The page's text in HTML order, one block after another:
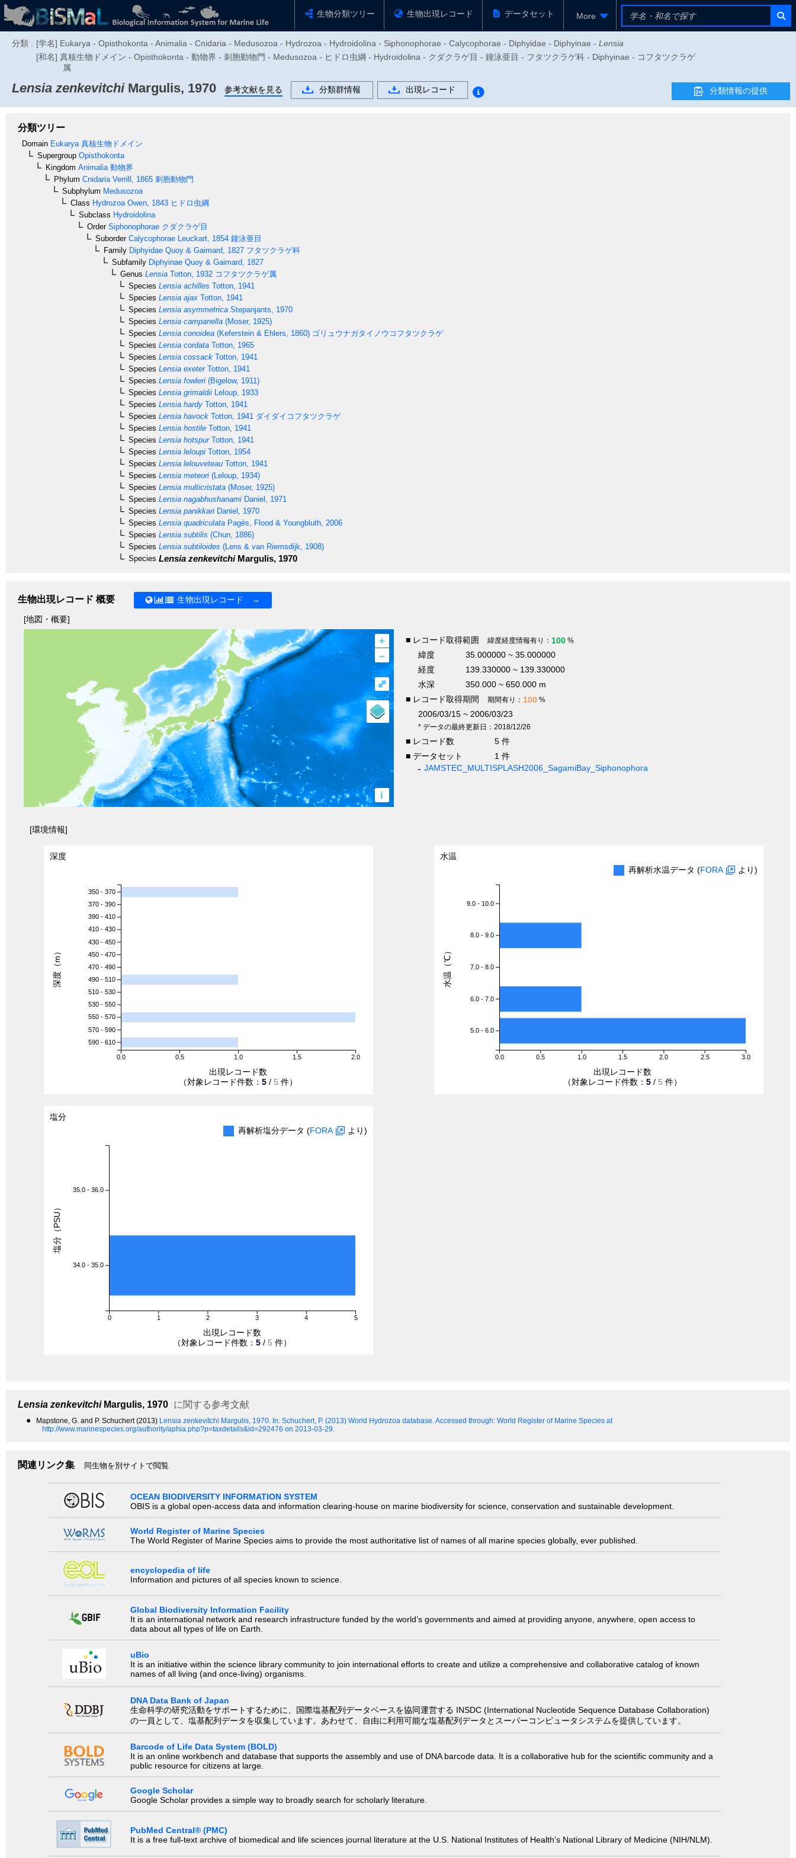
生物分類ツリー 生物出現レコード データセット More
分類 : [学名] Eukarya - Opisthokonta - Animalia - Cnidaria - Medusozoa - Hydrozoa - Hydroidolina - Siphonophorae - Calycophorae - Diphyidae - Diphyinae - Lensia
[和名] 真核生物ドメイン - Opisthokonta - 動物界 - 刺胞動物門 - Medusozoa - ヒドロ虫綱 - Hydroidolina - クダクラゲ目 - 鐘泳亜目 - フタツクラゲ科 - Diphyinae - コフタツクラゲ
属
Lensia zenkevitchiMargulis, 1970 参考文献を見る 分類群情報 出現レコード 分類情報の提供
分類ツリー
Domain Eukarya 真核生物ドメイン
Supergroup Opisthokonta
Kingdom Animalia 動物界
Phylum Cnidaria Verrill, 1865 刺胞動物門
Subphylum Medusozoa
Class Hydrozoa Owen, 1843 ヒドロ虫綱
Subclass Hydroidolina
OrderSiphonophorae クダクラゲ目
SuborderCalycophorae Leuckart, 1854 鐘泳亜目
Family Diphyidae Quoy & Gaimard, 1827 フタツクラゲ科
Subfamily Diphyinae Quoy & Gaimard, 1827
Genus Lensia Totton, 1932 コフタツクラゲ属
Species Lensia achilles Totton, 1941
Species Lensia ajax Totton, 1941
Species Lensia asymmetrica Stepanjants, 1970
Species Lensia campanella (Moser, 1925)
Species Lensia conoidea (Keferstein & Ehlers, 1860) ゴリュウナガタイノウコフタツクラゲ
Species Lensia cordata Totton, 1965
Species Lensia cossack Totton, 1941
Species Lensia exeterTotton, 1941
Species Lensia fowleri (Bigelow, 1911)
Species Lensia grimaldii Leloup, 1933
Species Lensia hardy Totton, 1941
Species Lensia havock Totton, 1941 ダイダイコフタツクラゲ
Species Lensia hostile Totton, 1941
Species Lensia hotspurTotton, 1941
Species Lensia leloupi Totton, 1954
Species Lensia lelouveteau Totton, 1941
Species Lensia meteori (Leloup, 1934)
Species Lensia multicristata (Moser, 1925)
Species Lensia nagabhushanami Daniel, 1971
Species Lensia panikkari Daniel, 1970
Species Lensia quadriculata Pagès, Flood & Youngbluth, 2006
Species Lensia subtilis (Chun, 1886)
Species Lensia subtiloides (Lens & van Riemsdijk, 1908)
Species Lensia zenkevitchiMargulis, 1970
生物出現レコード 概要 生物出現レコード →
[地図・概要]
+
–
i
⤢
■ レコード取得範囲 緯度経度情報有り： 100 %
緯度
35.000000 ~ 35.000000
経度
139.330000 ~ 139.330000
水深
350.000 ~ 650.000 m
■ レコード取得期間
期間有り： 100 %
2006/03/15 ~ 2006/03/23
* データの最終更新日：2018/12/26
■ レコード数
5 件
■ データセット
1 件
JAMSTEC_MULTISPLASH2006_SagamiBay_Siphonophora
[環境情報]
深度
0.0 0.5 1.0 1.5 2.0
350 - 370
370 - 390
390 - 410
410 - 430
430 - 450
450 - 470
470 - 490
490 - 510
510 - 530
530 - 550
550 - 570
570 - 590
590 - 610
出現レコード数
（対象レコード件数： 5 / 5 件）
深度（m）
水温
再解析水温データ (FORA より)
0.0 0.5 1.0 1.5 2.0 2.5 3.0
9.0 - 10.0
8.0 - 9.0
7.0 - 8.0
6.0 - 7.0
5.0 - 6.0
出現レコード数
（対象レコード件数：5 / 5 件）
水温（℃）
塩分
再解析塩分データ (FORA より)
0 1 2 3 4 5
35.0 - 36.0
34.0 - 35.0
出現レコード数
（対象レコード件数： 5 / 5 件）
塩分（PSU）
Lensia zenkevitchiMargulis, 1970 に関する参考文献
● Mapstone, G. and P. Schuchert (2013) Lensia zenkevitchi Margulis, 1970. In: Schuchert, P. (2013) World Hydrozoa database. Accessed through: World Register of Marine Species at
http://www.marinespecies.org/authority/aphia.php?p=taxdetails&id=292476 on 2013-03-29.
関連リンク集 同生物を別サイトで閲覧
OCEAN BIODIVERSITY INFORMATION SYSTEM
OBIS is a global open-access data and information clearing-house on marine biodiversity for science, conservation and sustainable development.
World Register of Marine Species
The World Register of Marine Species aims to provide the most authoritative list of names of all marine species globally, ever published.
encyclopedia of life
Information and pictures of all species known to science.
Global Biodiversity Information Facility
It is an international network and research infrastructure funded by the world’s governments and aimed at providing anyone, anywhere, open access to
data about all types of life on Earth.
uBio
It is an initiative within the science library community to join international efforts to create and utilize a comprehensive and collaborative catalog of known
names of all living (and once-living) organisms.
DNA Data Bank of Japan
生命科学の研究活動をサポートするために、国際塩基配列データベースを協同運営する INSDC (International Nucleotide Sequence Database Collaboration)
の一員として、塩基配列データを収集しています。あわせて、自由に利用可能な塩基配列データとスーパーコンピュータシステムを提供しています。
Barcode of Life Data System (BOLD)
It is an online workbench and database that supports the assembly and use of DNA barcode data. It is a collaborative hub for the scientific community and a
public resource for citizens at large.
Google Scholar
Google Scholar provides a simple way to broadly search for scholarly literature.
PubMed Central® (PMC)
It is a free full-text archive of biomedical and life sciences journal literature at the U.S. National Institutes of Health's National Library of Medicine (NIH/NLM).